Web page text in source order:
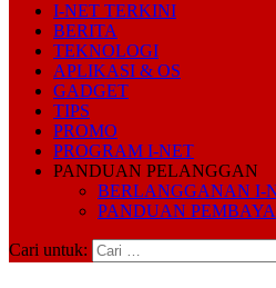
I-NET TERKINI
BERITA
TEKNOLOGI
APLIKASI & OS
GADGET
TIPS
PROMO
PROGRAM I-NET
PANDUAN PELANGGAN
BERLANGGANAN I-
PANDUAN
Cari untuk: